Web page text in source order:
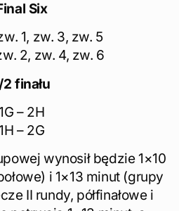
Six
1, zw. 3, zw. 5
2, zw. 4, zw. 6
2 finału
– 2H
– 2G
wynosił będzie 1×10
i 1×13 minut (grupy
II rundy, półfinałowe i